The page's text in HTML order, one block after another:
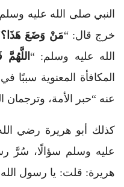
النبي صلى الله عليه
خرج قال: “مَنْ وَضَعَ هَذَا؟
الله عليه وسلم: “
المكافأة المعنوية
عنه “حبر الأمة، وترجمان
كذلك أبو هريرة رضي
عليه وسلم سؤالًا، سُرَّ
هريرة: قلت: يا رسول